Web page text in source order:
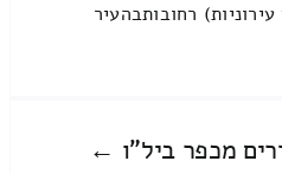
רחובותבהעיר
מכפר ביל"ו ←